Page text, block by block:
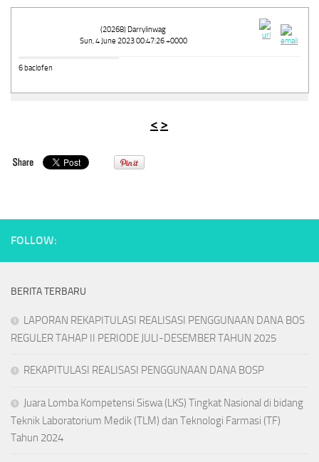
(20268) Darrylinwag
Sun, 4 June 2023 00:47:26 +0000
6 baclofen
< >
FOLLOW:
BERITA TERBARU
LAPORAN REKAPITULASI REALISASI PENGGUNAAN DANA BOS
REGULER TAHAP II PERIODE JULI-DESEMBER TAHUN 2025
REKAPITULASI REALISASI PENGGUNAAN DANA BOSP
Juara Lomba Kompetensi Siswa (LKS) Tingkat Nasional di bidang
Teknik Laboratorium Medik (TLM) dan Teknologi Farmasi (TF)
Tahun 2024